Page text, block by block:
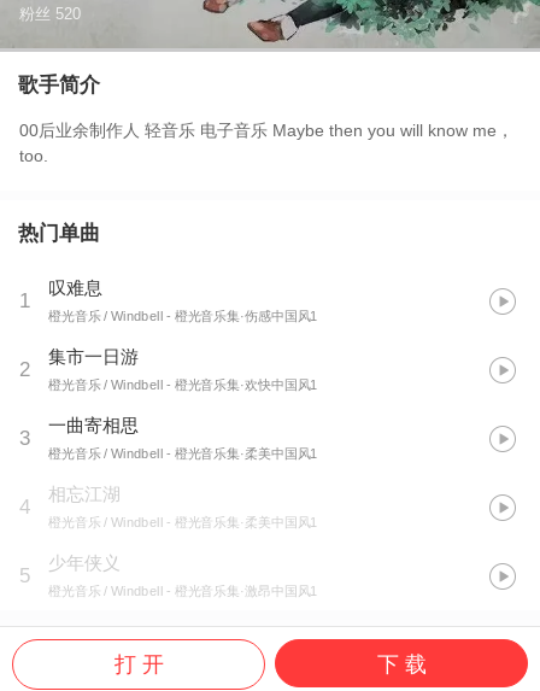
粉丝 520
歌手简介
00后业余制作人 轻音乐 电子音乐 Maybe then you will know me，
too.
热门单曲
1
叹难息
橙光音乐 / Windbell - 橙光音乐集·伤感中国风1
2
集市一日游
橙光音乐 / Windbell - 橙光音乐集·欢快中国风1
3
一曲寄相思
橙光音乐 / Windbell - 橙光音乐集·柔美中国风1
4
相忘江湖
橙光音乐 / Windbell - 橙光音乐集·柔美中国风1
5
少年侠义
橙光音乐 / Windbell - 橙光音乐集·激昂中国风1
打 开 下 载